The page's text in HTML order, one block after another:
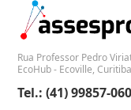
Rua Professor Pedro
EcoHub - Ecoville,
Tel.: (41) 99857-